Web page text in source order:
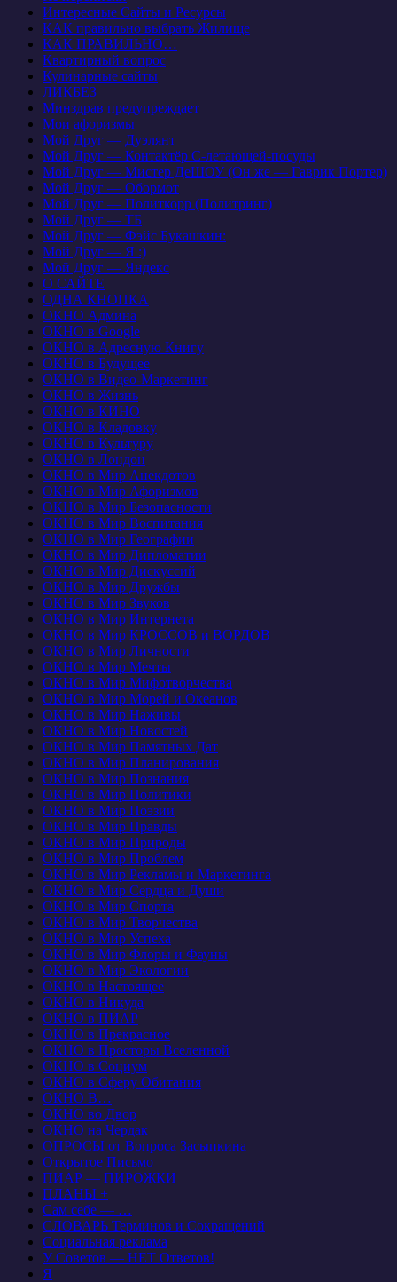
Интересные Сайты и Ресурсы
КАК правильно выбрать Жилище
КАК ПРАВИЛЬНО…
Квартирный вопрос
Кулинарные сайты
ЛИКБЕЗ
Минздрав предупреждает
Мои афоризмы
Мой Друг — Дуэлянт
Мой Друг — Контактёр С-летающей-посуды
Мой Друг — Мистер ДеШОУ (Он же — Гаврик Портер)
Мой Друг — Обормот
Мой Друг — Политкорр (Политринг)
Мой Друг — ТБ
Мой Друг — Фэйс Букашкин:
Мой Друг — Я :)
Мой Друг — Яндекс
О САЙТЕ
ОДНА КНОПКА
ОКНО Админа
ОКНО в Google
ОКНО в Адресную Книгу
ОКНО в Будущее
ОКНО в Видео-Маркетинг
ОКНО в Жизнь
ОКНО в КИНО
ОКНО в Кладовку
ОКНО в Культуру
ОКНО в Лондон
ОКНО в Мир Анекдотов
ОКНО в Мир Афоризмов
ОКНО в Мир Безопасности
ОКНО в Мир Воспитания
ОКНО в Мир Географии
ОКНО в Мир Дипломатии
ОКНО в Мир Дискуссий
ОКНО в Мир Дружбы
ОКНО в Мир Звуков
ОКНО в Мир Интернета
ОКНО в Мир КРОССОВ и ВОРДОВ
ОКНО в Мир Личности
ОКНО в Мир Мечты
ОКНО в Мир Мифотворчества
ОКНО в Мир Морей и Океанов
ОКНО в Мир Наживы
ОКНО в Мир Новостей
ОКНО в Мир Памятных Дат
ОКНО в Мир Планирования
ОКНО в Мир Познания
ОКНО в Мир Политики
ОКНО в Мир Поэзии
ОКНО в Мир Правды
ОКНО в Мир Природы
ОКНО в Мир Проблем
ОКНО в Мир Рекламы и Маркетинга
ОКНО в Мир Сердца и Души
ОКНО в Мир Спорта
ОКНО в Мир Творчества
ОКНО в Мир Успеха
ОКНО в Мир Флоры и Фауны
ОКНО в Мир Экологии
ОКНО в Настоящее
ОКНО в Никуда
ОКНО в ПИАР
ОКНО в Прекрасное
ОКНО в Просторы Вселенной
ОКНО в Социум
ОКНО в Сферу Обитания
ОКНО В…
ОКНО во Двор
ОКНО на Чердак
ОПРОСЫ от Вопроса Засыпкина
Открытое Письмо
ПИАР — ПИРОЖКИ
ПЛАНЫ +
Сам себе — …
СЛОВАРЬ Терминов и Сокращений
Социальная реклама
У Советов — НЕТ Ответов!
Я